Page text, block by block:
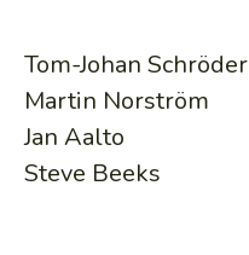
Tom-Johan Schröder
Martin Norström
Jan Aalto
Steve Beeks